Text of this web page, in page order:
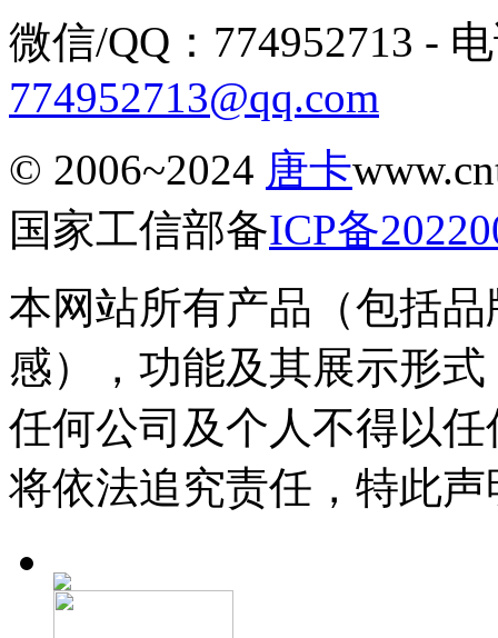
微信/QQ：774952713 -
774952713@qq.com
© 2006~2024 唐卡
国家工信部备ICP备
本网站所有产品（包括
感），功能及其展示形
任何公司及个人不得以
将依法追究责任，特此声